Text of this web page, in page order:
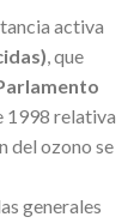
activa
, que
1998 relativa
del ozono se
generales